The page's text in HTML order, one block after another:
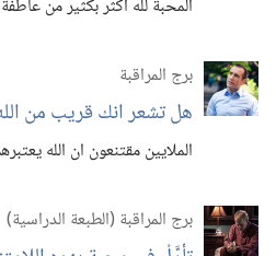
المحبة لله اكثر بكثير من
برج المراقبة
هل تشعر انك قريب من
الملايين مقتنعون ان الله
برج المراقبة (‏الطبعة الدراسية)‏